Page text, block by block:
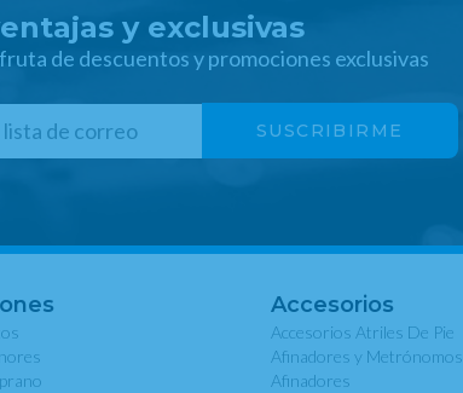
y exclusivas
de descuentos y promociones exclusivas
Accesorios
Accesorios Atriles De Pie
Afinadores y Metrónomos
Afinadores